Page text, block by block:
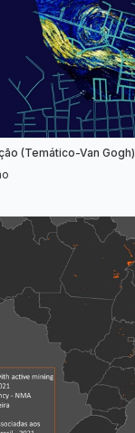
(Temático-Van Gogh)